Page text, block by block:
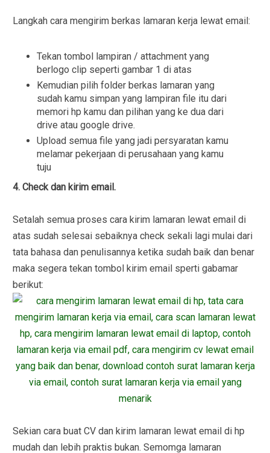
Langkah cara mengirim berkas lamaran kerja lewat email:
Tekan tombol lampiran / attachment yang
berlogo clip seperti gambar 1 di atas
Kemudian pilih folder berkas lamaran yang
sudah kamu simpan yang lampiran file itu dari
memori hp kamu dan pilihan yang ke dua dari
drive atau google drive.
Upload semua file yang jadi persyaratan kamu
melamar pekerjaan di perusahaan yang kamu
tuju
4. Check dan kirim email.
Setalah semua proses cara kirim lamaran lewat email di
atas sudah selesai sebaiknya check sekali lagi mulai dari
tata bahasa dan penulisannya ketika sudah baik dan benar
maka segera tekan tombol kirim email sperti gabamar
berikut:
Sekian cara buat CV dan kirim lamaran lewat email di hp
mudah dan lebih praktis bukan. Semomga lamaran